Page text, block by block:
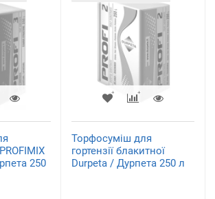
250
Торфосуміш для
гортензії блакитної
Durpeta / Дурпета 250 л